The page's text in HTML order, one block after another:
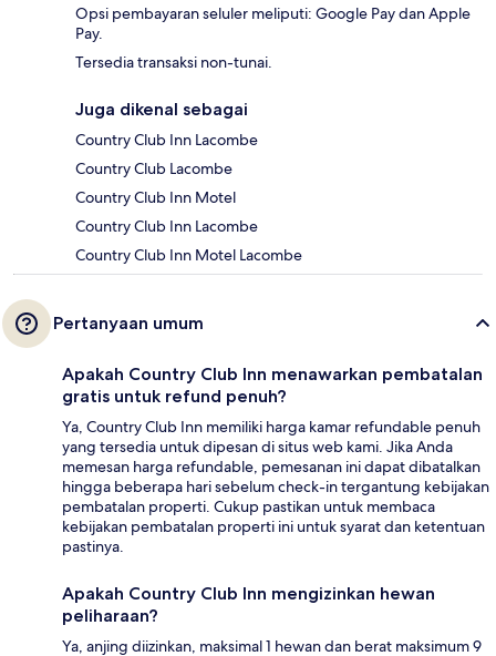
Opsi pembayaran seluler meliputi: Google Pay dan Apple
Pay.
Tersedia transaksi non-tunai.
Juga dikenal sebagai
Country Club Inn Lacombe
Country Club Lacombe
Country Club Inn Motel
Country Club Inn Lacombe
Country Club Inn Motel Lacombe
Pertanyaan umum
Apakah Country Club Inn menawarkan pembatalan
gratis untuk refund penuh?
Ya, Country Club Inn memiliki harga kamar refundable penuh
yang tersedia untuk dipesan di situs web kami. Jika Anda
memesan harga refundable, pemesanan ini dapat dibatalkan
hingga beberapa hari sebelum check-in tergantung kebijakan
pembatalan properti. Cukup pastikan untuk membaca
kebijakan pembatalan properti ini untuk syarat dan ketentuan
pastinya.
Apakah Country Club Inn mengizinkan hewan
peliharaan?
Ya, anjing diizinkan, maksimal 1 hewan dan berat maksimum 9